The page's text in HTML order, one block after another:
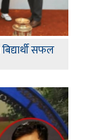
सफल